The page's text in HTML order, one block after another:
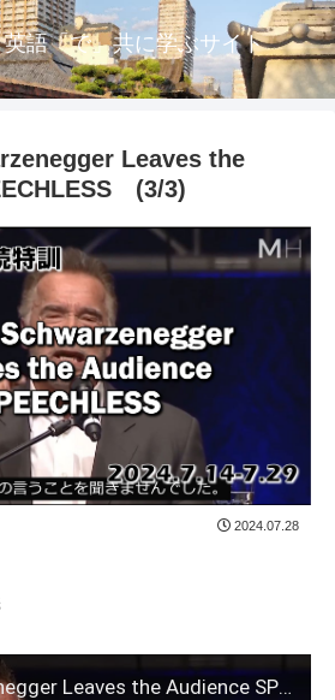
語「で」共に学ぶサイト
Leaves the
(3/3)
2024.07.28
Arnold Schwarzenegger Leaves the Audience SPEECHLESS | One of the Best Motivational Speeches Ever